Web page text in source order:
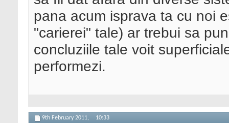
pana acum isprava ta cu noi
"carierei" tale) ar trebui sa
concluziile tale voit
performezi.
9th February 2011, 10:33